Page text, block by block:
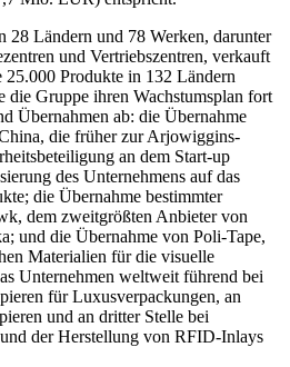
28 Ländern und 78 Werken, darunter
und Vertriebszentren, verkauft
Produkte in 132 Ländern
die Gruppe ihren Wachstumsplan fort
Übernahmen ab: die Übernahme
die früher zur Arjowiggins-
an dem Start-up
des Unternehmens auf das
die Übernahme bestimmter
dem zweitgrößten Anbieter von
und die Übernahme von Poli-Tape,
Materialien für die visuelle
Unternehmen weltweit führend bei
für Luxusverpackungen, an
und an dritter Stelle bei
der Herstellung von RFID-Inlays